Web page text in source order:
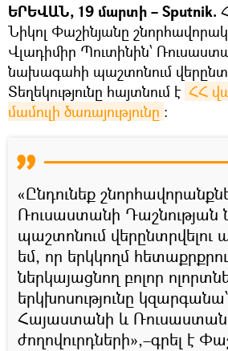
ԵՐԵՎԱՆ, 19 մարտի – Sputnik.
Նիկոլ Փաշինյանը
Վլադիմիր Պուտինին՝
նախագահի պաշտոնում
Տեղեկությունը հայտնում է ՀՀ
մամուլի ծառայությունը ։
«Ընդունեք
Ռուսաստանի
պաշտոնում վերընտրվելու
եմ, որ երկկողմ
ներկայացնող բոլոր
երկխոսությունը
Հայաստանի և
ժողովուրդների»,–գրել է